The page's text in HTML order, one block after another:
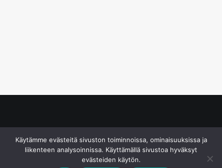
Käytämme evästeitä sivuston toiminnoissa, ominaisuuksissa ja
liikenteen analysoinnissa. Käyttämällä sivustoa hyväksyt
evästeiden käytön.